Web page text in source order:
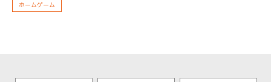
ホームゲーム